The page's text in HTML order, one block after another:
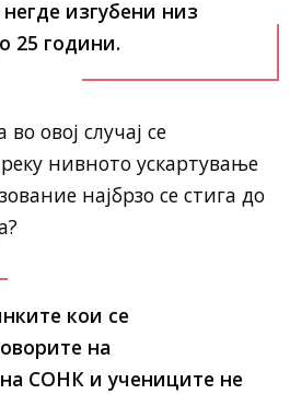
изгубени низ
25 години.
овој случај се
нивното ускартување
најбрзо се стига до
кои се
на
СОНК и учениците не